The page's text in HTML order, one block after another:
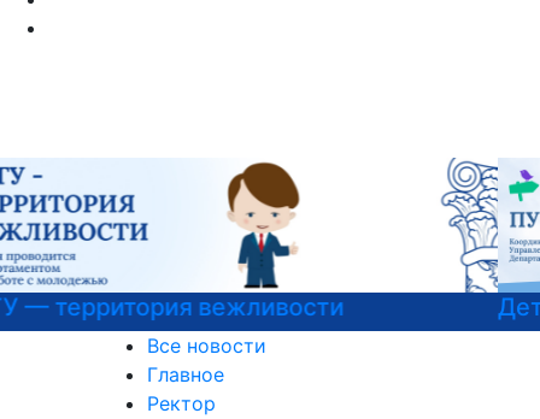
Детали программы
Все новости
Главное
Ректор